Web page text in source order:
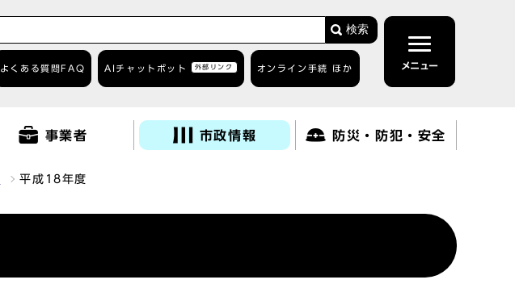
検索
よくある質問 FAQ AIチャットボット 外部リンク オンライン手続 ほか メニュー
事業者 市政情報 防災・防犯・安全
平成18年度